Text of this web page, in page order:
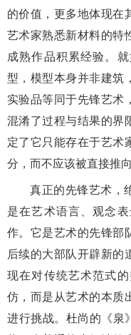
的价值，更多地体现在
艺术家熟悉新材料的特
成熟作品积累经验。
型，模型本身并非建筑
实验品等同于先锋艺术
混淆了过程与结果的界
定了它只能存在于艺术
分，而不应该被直接推
真正的先锋艺术，
是在艺术语言、观念
作。它是艺术的先锋部
后续的大部队开辟新的
现在对传统艺术范式
仿，而是从艺术的本质
进行挑战。杜尚的《泉